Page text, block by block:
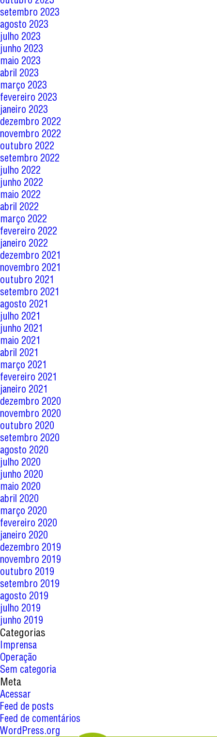
setembro 2023
agosto 2023
julho 2023
junho 2023
maio 2023
abril 2023
março 2023
fevereiro 2023
janeiro 2023
dezembro 2022
novembro 2022
outubro 2022
setembro 2022
julho 2022
junho 2022
maio 2022
abril 2022
março 2022
fevereiro 2022
janeiro 2022
dezembro 2021
novembro 2021
outubro 2021
setembro 2021
agosto 2021
julho 2021
junho 2021
maio 2021
abril 2021
março 2021
fevereiro 2021
janeiro 2021
dezembro 2020
novembro 2020
outubro 2020
setembro 2020
agosto 2020
julho 2020
junho 2020
maio 2020
abril 2020
março 2020
fevereiro 2020
janeiro 2020
dezembro 2019
novembro 2019
outubro 2019
setembro 2019
agosto 2019
julho 2019
junho 2019
Categorias
Imprensa
Operação
Sem categoria
Meta
Acessar
Feed de posts
Feed de comentários
WordPress.org